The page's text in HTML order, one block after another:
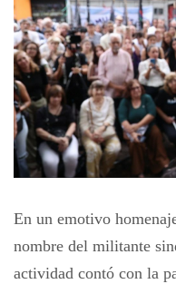
En un emotivo
nombre del militante
actividad contó con la